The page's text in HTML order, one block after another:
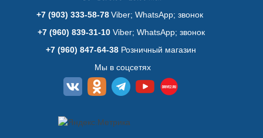
+7 (903) 333-58-78 Viber; WhatsАpp; звонок
+7 (960) 839-31-10Viber; WhatsАpp; звонок
+7 (960) 847-64-38 Розничный магазин
Мы в соцсетях